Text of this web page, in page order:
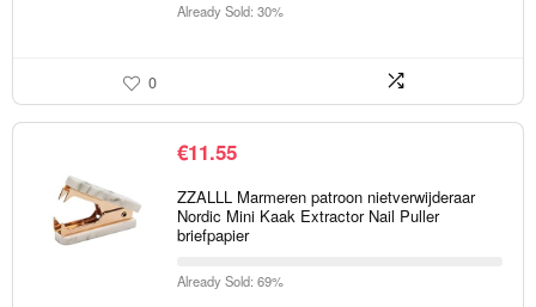
Already Sold: 30%
0
€11.55
ZZALLL Marmeren patroon nietverwijderaar
Nordic Mini Kaak Extractor Nail Puller
briefpapier
Already Sold: 69%